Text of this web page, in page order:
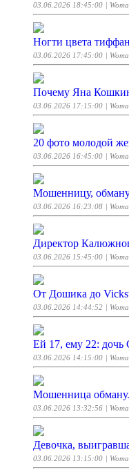
03.06.2026 18:45:00 |
Ногти цвета
03.06.2026 17:45:00 |
Почему Яна
03.06.2026 17:15:00 |
20 фото молодой
03.06.2026 16:45:00 |
Мошенницу,
03.06.2026 16:23:08 |
Директор
03.06.2026 15:45:00 |
От Дошика до
03.06.2026 14:44:52 |
Ей 17, ему 22: дочь
03.06.2026 14:15:00 |
Мошенница
03.06.2026 13:32:56 |
Девочка,
03.06.2026 13:15:00 |